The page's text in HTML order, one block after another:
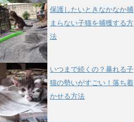
保護したいときなかなか捕
まらない子猫を捕獲する方
法
いつまで続くの？暴れる子
猫の勢いがすごい！落ち着
かせる方法